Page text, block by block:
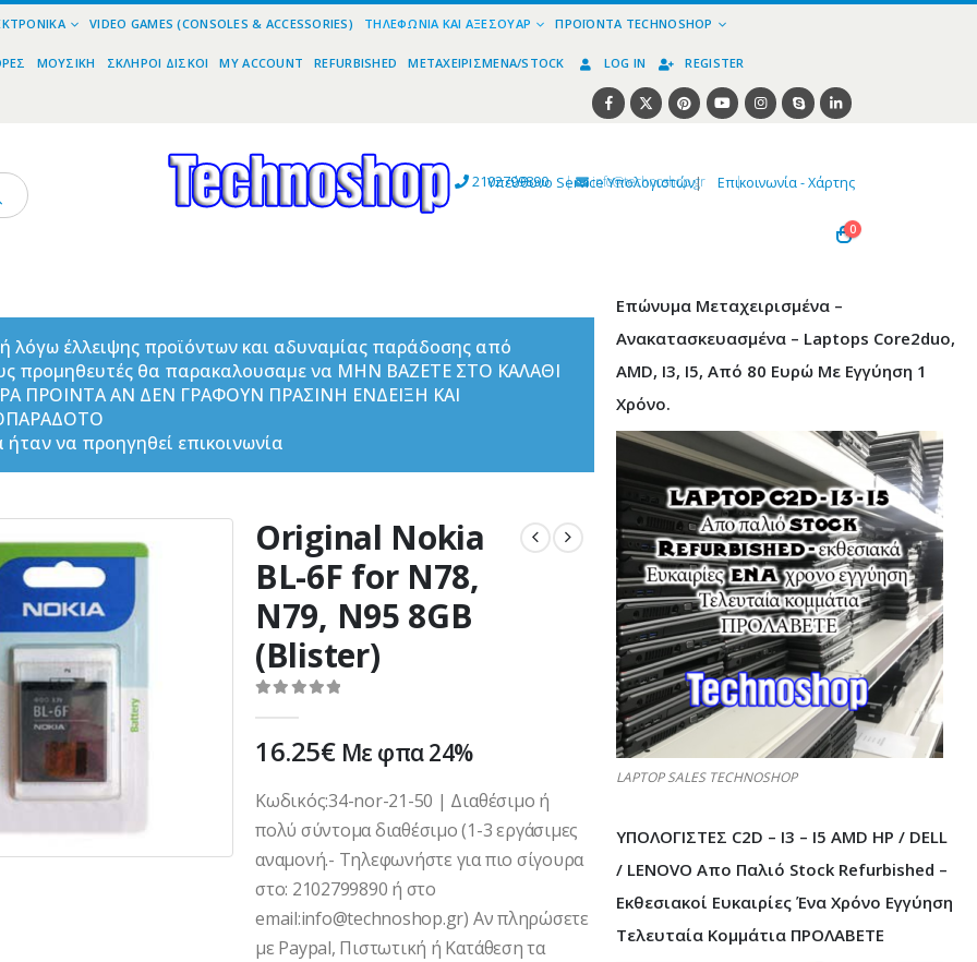
VIDEO GAMES (CONSOLES & ACCESSORIES) ΤΗΛΕΦΩΝΊΑ ΚΑΙ ΑΞΕΣΟΥΆΡ ΠΡΟΪΌΝΤΑ TECHNOSHOP
ΜΟΥΣΙΚΉ ΣΚΛΗΡΟΊ ΔΊΣΚΟΙ MY ACCOUNT REFURBISHED ΜΕΤΑΧΕΙΡΙΣΜΈΝΑ/STOCK LOG IN REGISTER
2102799890 | info@technoshop,gr |
Υπεύθυνο Service Υπολογιστών| Επικοινωνία - Χάρτης
0
λόγω έλλειψης προϊόντων και αδυναμίας παράδοσης από
προμηθευτές θα παρακαλουσαμε να ΜΗΝ ΒΑΖΕΤΕ ΣΤΟ ΚΑΛΑΘΙ
ΠΡΟΙΝΤΑ ΑΝ ΔΕΝ ΓΡΑΦΟΥΝ ΠΡΑΣΙΝΗ ΕΝΔΕΙΞΗ ΚΑΙ
ήταν να προηγηθεί επικοινωνία
Original Nokia
BL-6F for N78,
N79, N95 8GB
(Blister)
16.25€ Με φπα 24%
Κωδικός:34-nor-21-50 | Διαθέσιμο ή
πολύ σύντομα διαθέσιμο (1-3 εργάσιμες
αναμονή.- Τηλεφωνήστε για πιο σίγουρα
στο: 2102799890 ή στο
email:info@technoshop.gr) Αν πληρώσετε
με Paypal, Πιστωτική ή Κατάθεση τα
Επώνυμα Μεταχειρισμένα –
Ανακατασκευασμένα – Laptops Core2duo,
AMD, I3, I5, Από 80 Ευρώ Με Εγγύηση 1
Χρόνο.
LAPTOP SALES TECHNOSHOP
ΥΠΟΛΟΓΙΣΤΕΣ C2D – I3 – I5 AMD HP / DELL
/ LENOVO Απο Παλιό Stock Refurbished –
Εκθεσιακοί Ευκαιρίες Ένα Χρόνο Εγγύηση
Τελευταία Κομμάτια ΠΡΟΛΑΒΕΤΕ